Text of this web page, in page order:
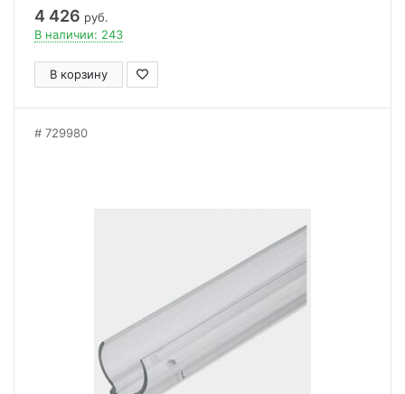
4 426 руб.
В наличии: 243
В корзину
729980